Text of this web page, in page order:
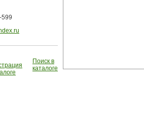
599
Поиск в
каталоге